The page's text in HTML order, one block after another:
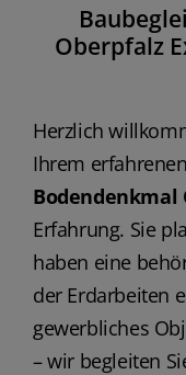
Oberpfalz
Herzlich
Ihrem
Bodendenkmal
Erfahrung. Sie
haben eine
der Erdarbeiten
gewerbliches
– wir begleiten